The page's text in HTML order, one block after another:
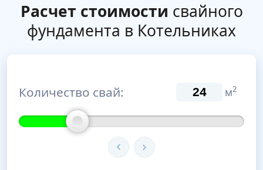
Расчет стоимости свайного
фундамента в Котельниках
Количество свай: м2